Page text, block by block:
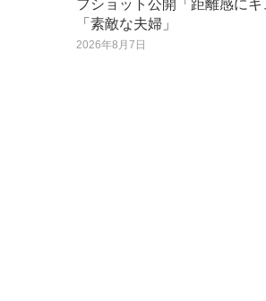
フショット公開「距離感にキ
「素敵な夫婦」
2026年8月7日